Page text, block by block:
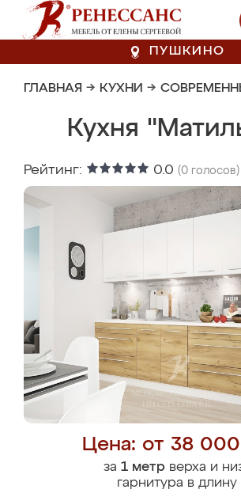
ПУШКИНО
ГЛАВНАЯ → КУХНИ →
Кухня
Рейтинг: 0.0 (0 голосов)
Цена: от 38
за 1 метрверха и
гарнитура в длину